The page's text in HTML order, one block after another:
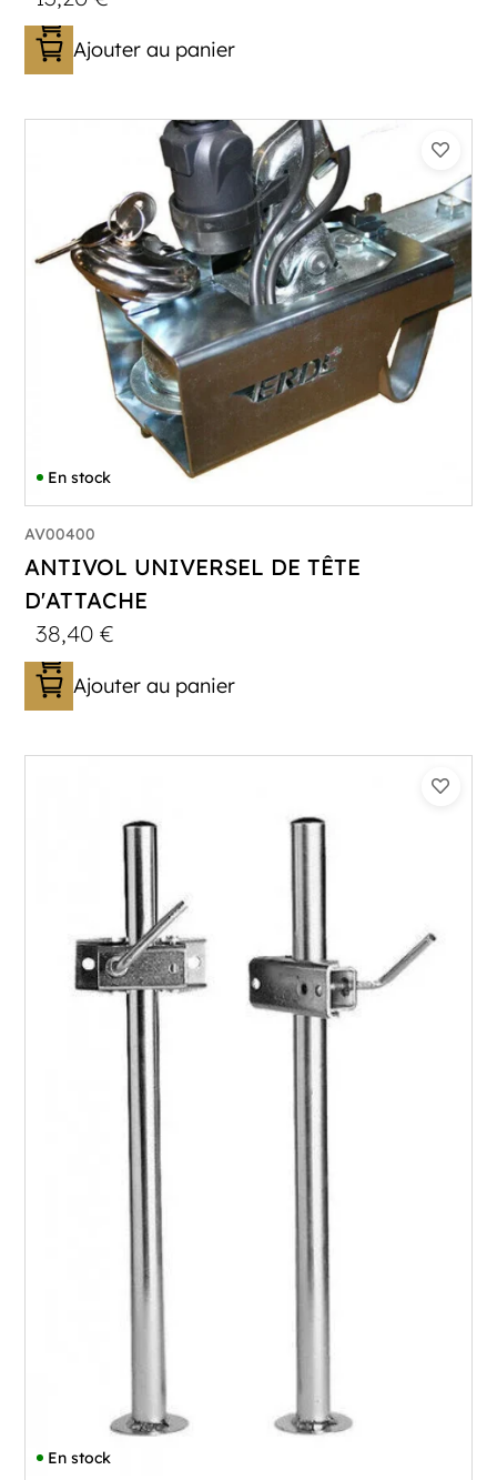
Ajouter au panier
En stock
AV00400
ANTIVOL UNIVERSEL DE TÊTE
D'ATTACHE
38,40€
Ajouter au panier
En stock